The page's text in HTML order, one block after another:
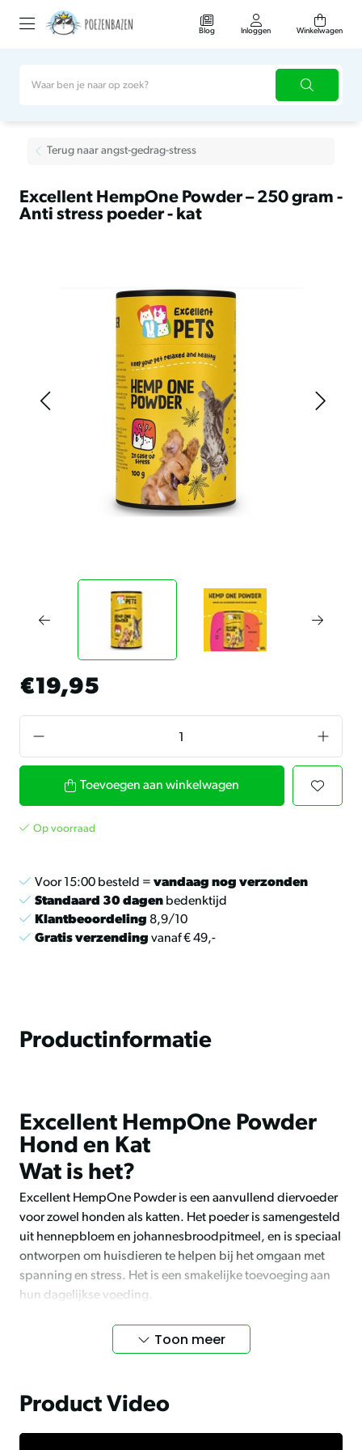
Blog Inloggen Winkelwagen
Terug naar angst-gedrag-stress
Excellent HempOne Powder – 250 gram -
Anti stress poeder - kat
€19,95
Toevoegen aan winkelwagen
Op voorraad
Voor 15:00 besteld = vandaag nog verzonden
Standaard 30 dagen bedenktijd
Klantbeoordeling 8,9/10
Gratis verzending vanaf € 49,-
Productinformatie
Excellent HempOne Powder
Hond en Kat
Wat is het?
Excellent HempOne Powder is een aanvullend diervoeder
voor zowel honden als katten. Het poeder is samengesteld
uit hennepbloem en johannesbroodpitmeel, en is speciaal
ontworpen om huisdieren te helpen bij het omgaan met
spanning en stress. Het is een smakelijke toevoeging aan
hun dagelijkse voeding.
Vermindert spanning
samenstelling ondersteunt het de algehele welzijn van je
Toon meer
Product Video